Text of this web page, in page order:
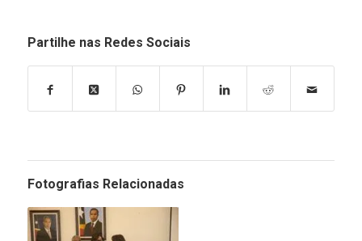
Partilhe nas Redes Sociais
Fotografias Relacionadas